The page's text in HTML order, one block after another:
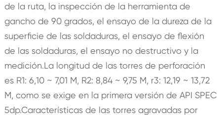
de la ruta, la inspección de la herramienta de
gancho de 90 grados, el ensayo de la dureza de la
superficie de las soldaduras, el ensayo de flexión
de las soldaduras, el ensayo no destructivo y la
medición.La longitud de las torres de perforación
es R1: 6,10 ~ 7,01 M, R2: 8,84 ~ 9,75 M, r3: 12,19 ~ 13,72
M, como se exige en la primera versión de API SPEC
5dp.Características de las torres agravadas por